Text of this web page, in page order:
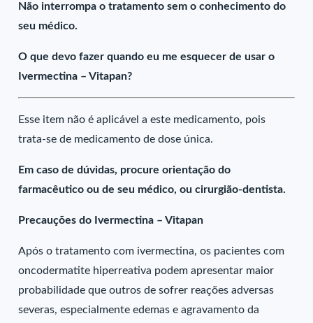
Não interrompa o tratamento sem o conhecimento do
seu médico.
O que devo fazer quando eu me esquecer de usar o
Ivermectina – Vitapan?
Esse item não é aplicável a este medicamento, pois
trata-se de medicamento de dose única.
Em caso de dúvidas, procure orientação do
farmacêutico ou de seu médico, ou cirurgião-dentista.
Precauções do Ivermectina – Vitapan
Após o tratamento com ivermectina, os pacientes com
oncodermatite hiperreativa podem apresentar maior
probabilidade que outros de sofrer reações adversas
severas, especialmente edemas e agravamento da